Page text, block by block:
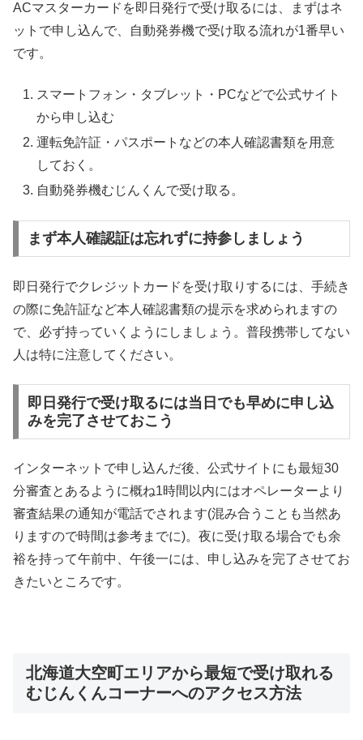
ACマスターカードを即日発行で受け取るには、まずはネ
ットで申し込んで、自動発券機で受け取る流れが1番早い
です。
スマートフォン・タブレット・PCなどで公式サイト
から申し込む
運転免許証・パスポートなどの本人確認書類を用意
しておく。
自動発券機むじんくんで受け取る。
まず本人確認証は忘れずに持参しましょう
即日発行でクレジットカードを受け取りするには、手続き
の際に免許証など本人確認書類の提示を求められますの
で、必ず持っていくようにしましょう。普段携帯してない
人は特に注意してください。
即日発行で受け取るには当日でも早めに申し込
みを完了させておこう
インターネットで申し込んだ後、公式サイトにも最短30
分審査とあるように概ね1時間以内にはオペレーターより
審査結果の通知が電話でされます(混み合うことも当然あ
りますので時間は参考までに)。夜に受け取る場合でも余
裕を持って午前中、午後一には、申し込みを完了させてお
きたいところです。
北海道大空町エリアから最短で受け取れる
むじんくんコーナーへのアクセス方法